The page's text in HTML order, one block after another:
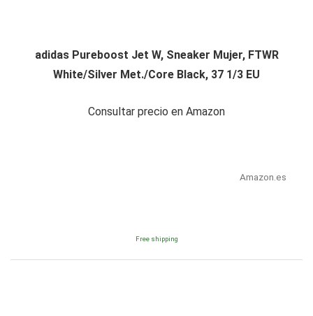
adidas Pureboost Jet W, Sneaker Mujer, FTWR
White/Silver Met./Core Black, 37 1/3 EU
Consultar precio en Amazon
Amazon.es
Free shipping